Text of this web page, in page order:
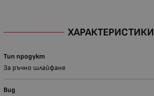
ХАРАКТЕРИСТИКИ
Тип продукт
За ръчно шлайфане
Вид